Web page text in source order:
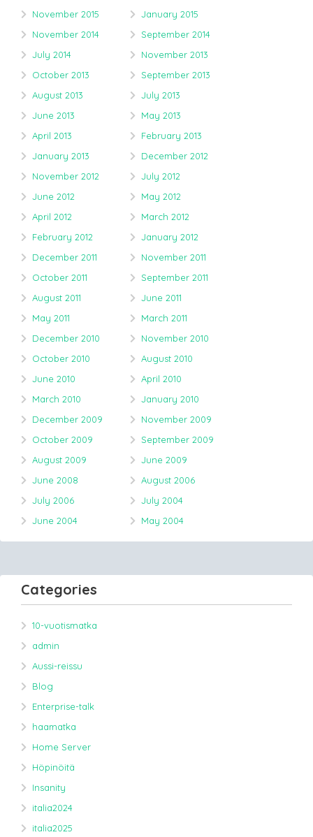
November 2015
January 2015
November 2014
September 2014
July 2014
November 2013
October 2013
September 2013
August 2013
July 2013
June 2013
May 2013
April 2013
February 2013
January 2013
December 2012
November 2012
July 2012
June 2012
May 2012
April 2012
March 2012
February 2012
January 2012
December 2011
November 2011
October 2011
September 2011
August 2011
June 2011
May 2011
March 2011
December 2010
November 2010
October 2010
August 2010
June 2010
April 2010
March 2010
January 2010
December 2009
November 2009
October 2009
September 2009
August 2009
June 2009
June 2008
August 2006
July 2006
July 2004
June 2004
May 2004
Categories
10-vuotismatka
admin
Aussi-reissu
Blog
Enterprise-talk
haamatka
Home Server
Höpinöitä
Insanity
italia2024
italia2025